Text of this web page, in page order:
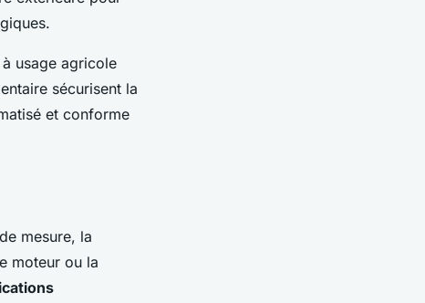
usage agricole
sécurisent la
et conforme
mesure, la
moteur ou la